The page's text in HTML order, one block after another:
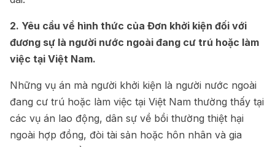
2. Yêu cầu về hình thức của Đơn khởi kiện đối với
đương sự là người nước ngoài đang cư trú hoặc làm
việc tại Việt Nam.
Những vụ án mà người khởi kiện là người nước ngoài
đang cư trú hoặc làm việc tại Việt Nam thường thấy tại
các vụ án lao động, dân sự về bồi thường thiệt hại
ngoài hợp đồng, đòi tài sản hoặc hôn nhân và gia